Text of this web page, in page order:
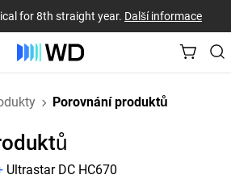
for 8th straight year. Další informace
Porovnání produktů
Ultrastar DC HC670